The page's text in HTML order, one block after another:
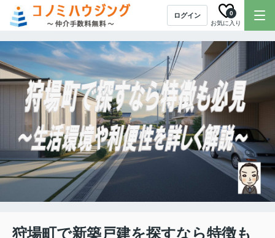
ログイン
お気に入り
0
狩場町で新築戸建を探すなら特徴も